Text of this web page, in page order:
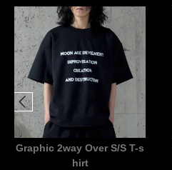
Graphic 2way Over S/S T-s
hirt